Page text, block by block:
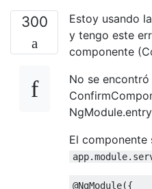
300
Estoy usando
y tengo este
componente
No se
El componente
@NgModule({